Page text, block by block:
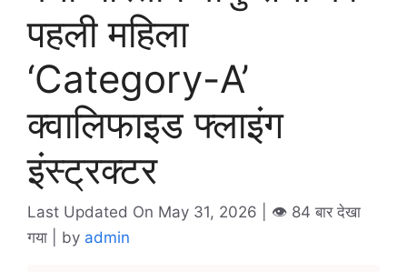
पहली महिला
‘Category-A’
क्वालिफाइड फ्लाइंग
इंस्ट्रक्टर
Last Updated On May 31, 2026 | 👁️ 84 बार देखा
गया |
by admin